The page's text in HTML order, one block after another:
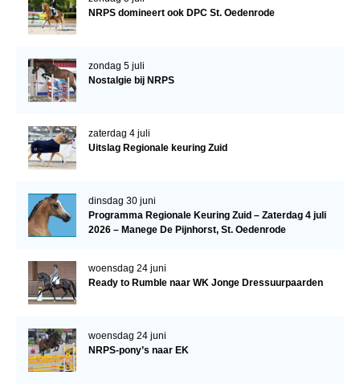
Bestuur Regio West
Regio Zuid
Word vrijiwilliger
Evenementen
ACCOUNT AANMAKEN
NRPS domineert ook DPC St. Oedenrode
zondag 5 juli
Nostalgie bij NRPS
zaterdag 4 juli
Uitslag Regionale keuring Zuid
dinsdag 30 juni
Programma Regionale Keuring Zuid – Zaterdag 4 juli
2026 – Manege De Pijnhorst, St. Oedenrode
woensdag 24 juni
Ready to Rumble naar WK Jonge Dressuurpaarden
woensdag 24 juni
NRPS-pony’s naar EK